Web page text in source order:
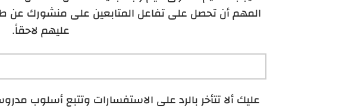
المهم أن تحصل على تفاعل المتابعين على منشورك عن
عليهم لاحقاً.
عليك ألا تتأخر بالرد على الاستفسارات وتتبع أسلوب